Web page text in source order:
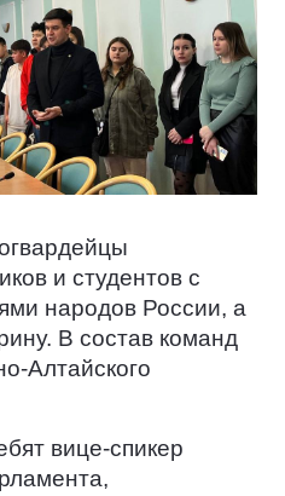
и студентов с
народов России, а
В состав команд
Алтайского
вице-спикер